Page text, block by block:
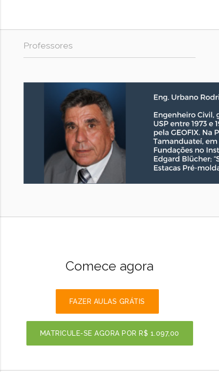
Professores
Comece agora
FAZER AULAS GRÁTIS
MATRICULE-SE AGORA POR R$ 1.097,00